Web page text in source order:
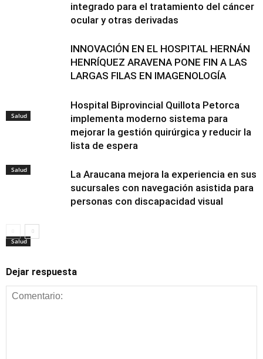
Salud
integrado para el tratamiento del cáncer
ocular y otras derivadas
Salud
INNOVACIÓN EN EL HOSPITAL HERNÁN
HENRÍQUEZ ARAVENA PONE FIN A LAS
LARGAS FILAS EN IMAGENOLOGÍA
Salud
Hospital Biprovincial Quillota Petorca
implementa moderno sistema para
mejorar la gestión quirúrgica y reducir la
lista de espera
Salud
La Araucana mejora la experiencia en sus
sucursales con navegación asistida para
personas con discapacidad visual
Dejar respuesta